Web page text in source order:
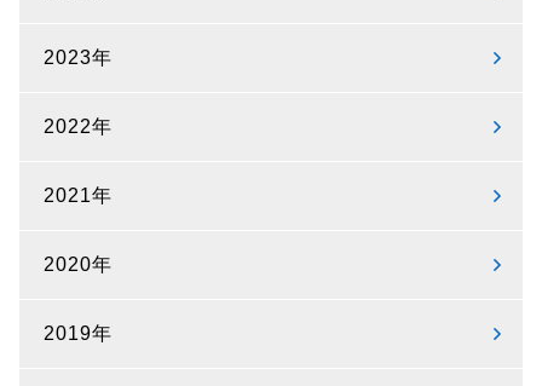
2023年
2022年
2021年
2020年
2019年